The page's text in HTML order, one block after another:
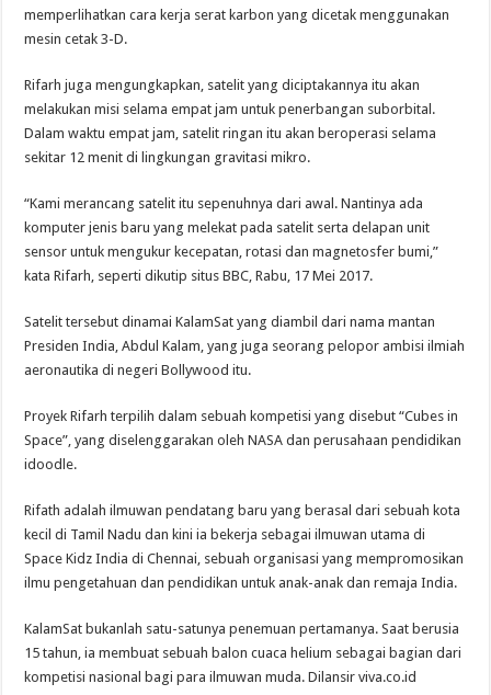
memperlihatkan cara kerja serat karbon yang dicetak menggunakan
mesin cetak 3-D.
Rifarh juga mengungkapkan, satelit yang diciptakannya itu akan
melakukan misi selama empat jam untuk penerbangan suborbital.
Dalam waktu empat jam, satelit ringan itu akan beroperasi selama
sekitar 12 menit di lingkungan gravitasi mikro.
“Kami merancang satelit itu sepenuhnya dari awal. Nantinya ada
komputer jenis baru yang melekat pada satelit serta delapan unit
sensor untuk mengukur kecepatan, rotasi dan magnetosfer bumi,”
kata Rifarh, seperti dikutip situs BBC, Rabu, 17 Mei 2017.
Satelit tersebut dinamai KalamSat yang diambil dari nama mantan
Presiden India, Abdul Kalam, yang juga seorang pelopor ambisi ilmiah
aeronautika di negeri Bollywood itu.
Proyek Rifarh terpilih dalam sebuah kompetisi yang disebut “Cubes in
Space”, yang diselenggarakan oleh NASA dan perusahaan pendidikan
idoodle.
Rifath adalah ilmuwan pendatang baru yang berasal dari sebuah kota
kecil di Tamil Nadu dan kini ia bekerja sebagai ilmuwan utama di
Space Kidz India di Chennai, sebuah organisasi yang mempromosikan
ilmu pengetahuan dan pendidikan untuk anak-anak dan remaja India.
KalamSat bukanlah satu-satunya penemuan pertamanya. Saat berusia
15 tahun, ia membuat sebuah balon cuaca helium sebagai bagian dari
kompetisi nasional bagi para ilmuwan muda. Dilansir viva.co.id